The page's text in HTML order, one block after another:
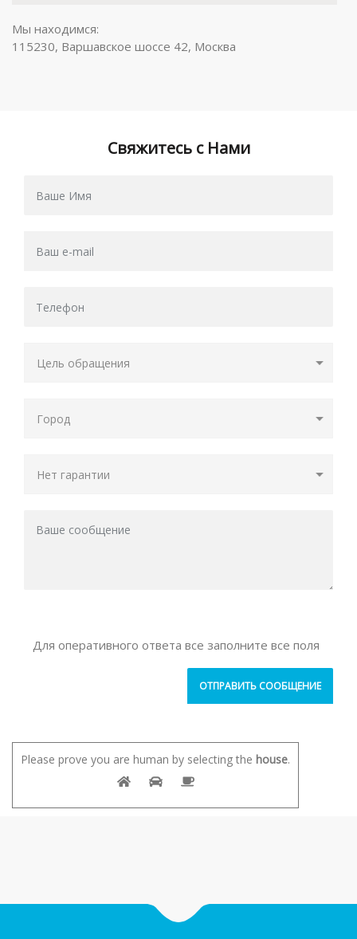
Мы находимся:
115230, Варшавское шоссе 42, Москва
Свяжитесь с Нами
Для оперативного ответа все заполните все поля
Please prove you are human by selecting the house.